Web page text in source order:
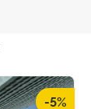
-5%